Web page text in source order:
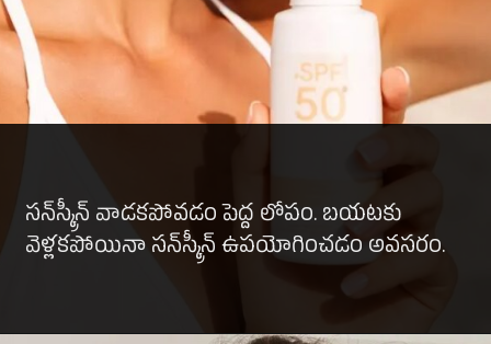
సన్‌స్క్రీన్ వాడకపోవడం పెద్ద లోపం. బయటకు
వెళ్లకపోయినా సన్‌స్క్రీన్ ఉపయోగించడం అవసరం.